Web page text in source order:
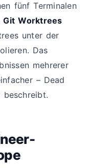
fünf Terminalen
Git Worktrees
unter der
Das
mehrerer
– Dead